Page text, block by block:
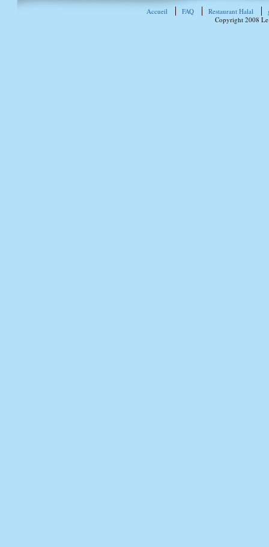
Accueil FAQ Restaurant Halal
Copyright 2008